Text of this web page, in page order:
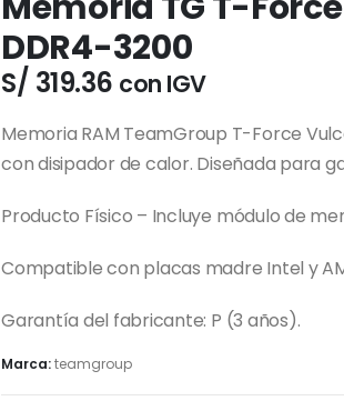
DDR4-3200
S/ 319.36 con IGV
Memoria RAM TeamGroup T-Force
con disipador de calor. Diseñada para
Producto Físico – Incluye módulo de
Compatible con placas madre Intel y
Garantía del fabricante: P (3 años).
Marca:teamgroup